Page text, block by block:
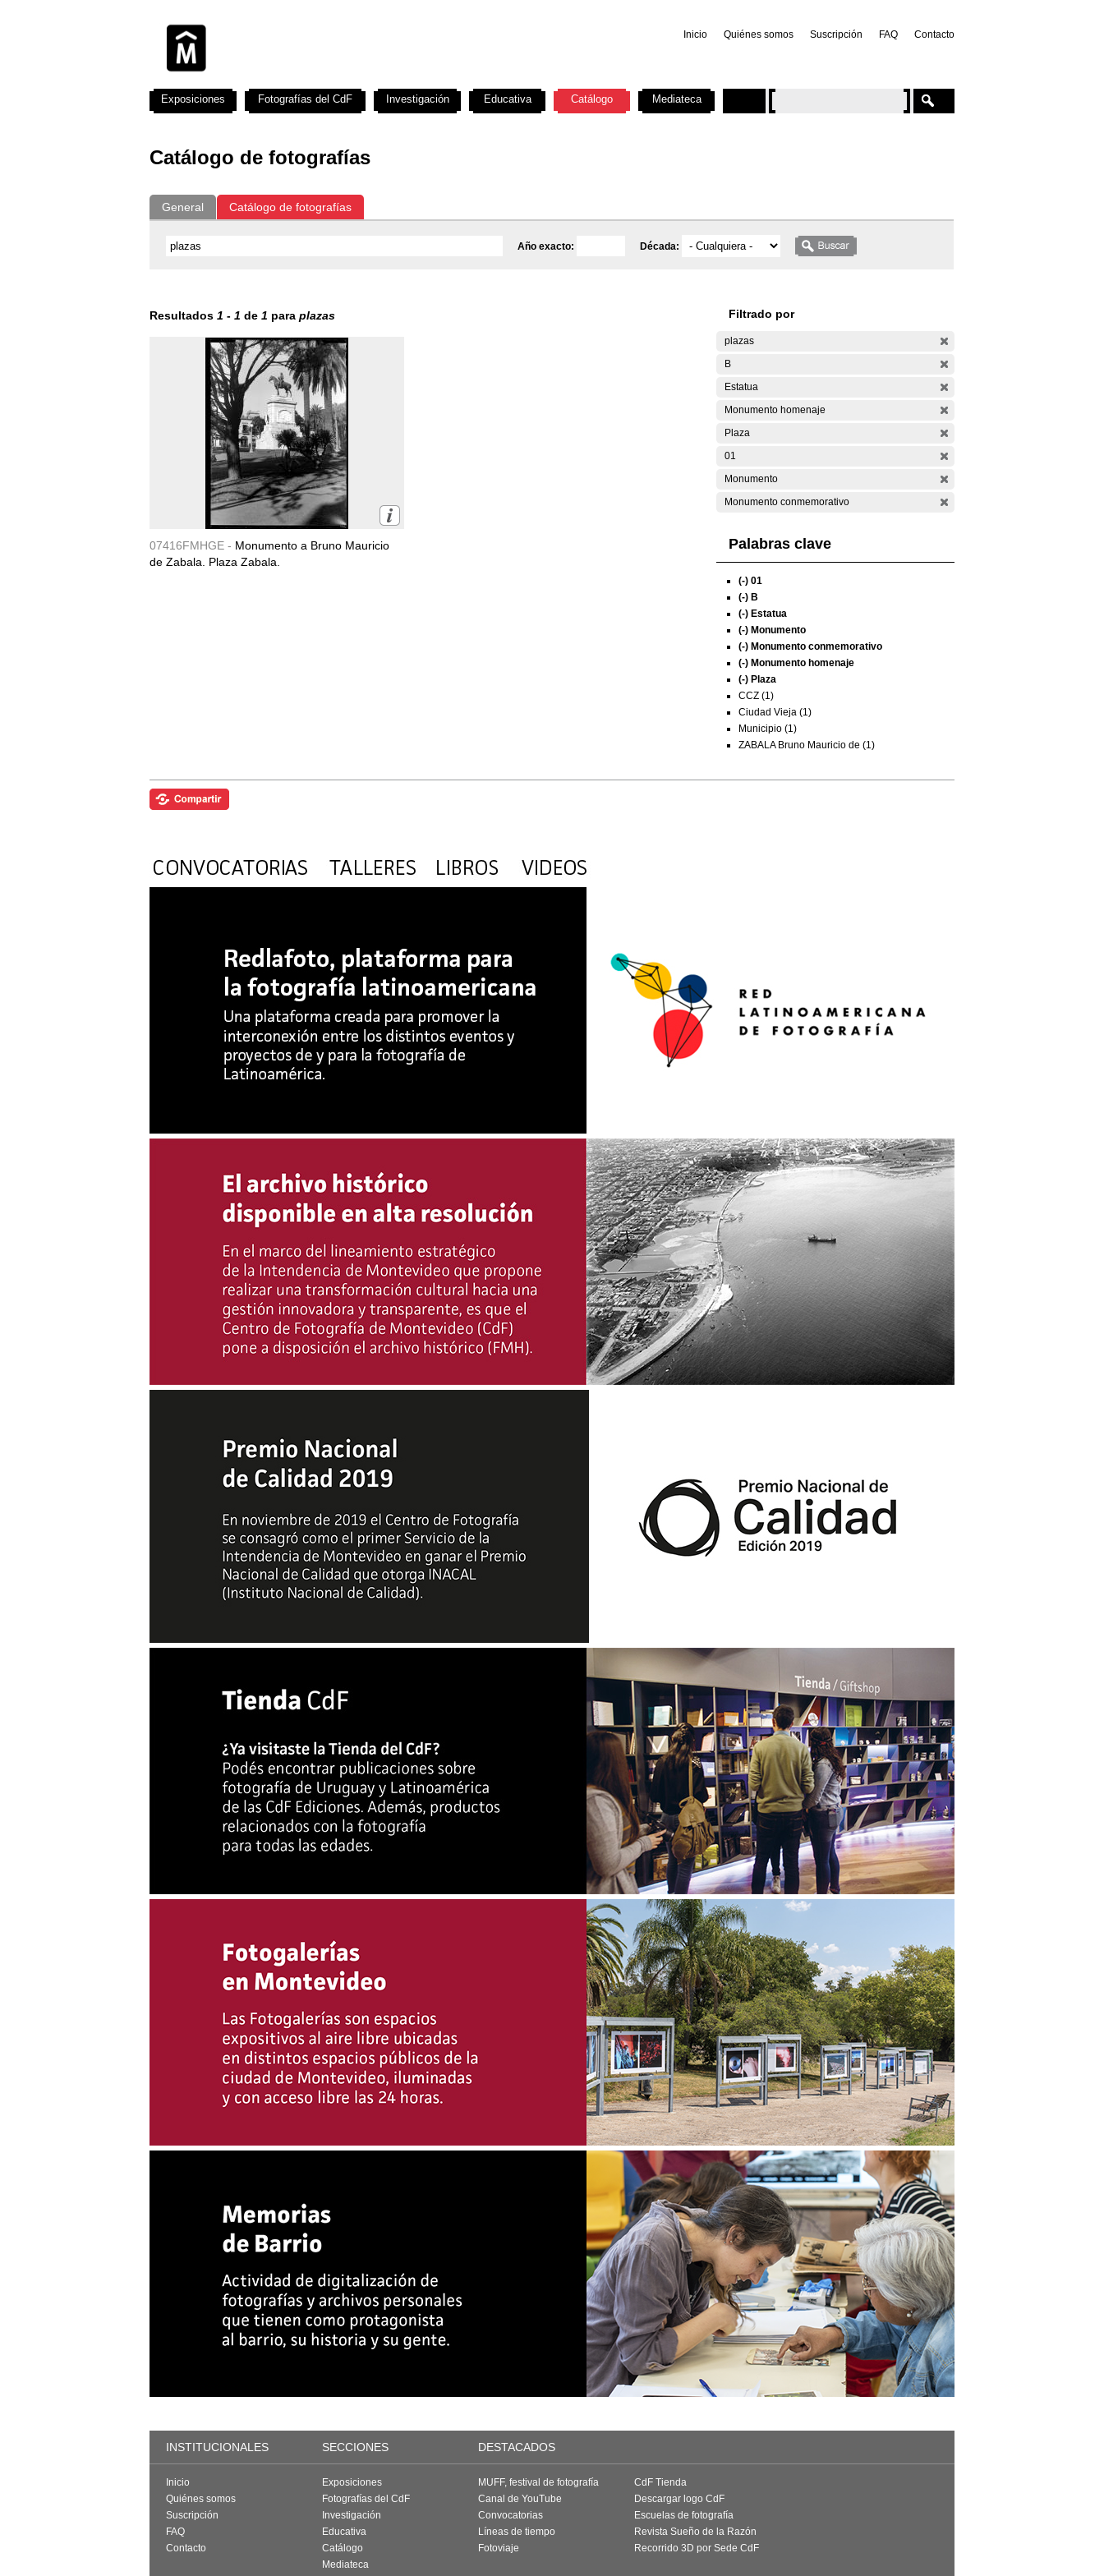
Inicio Quiénes somos Suscripción FAQ Contacto
Catálogo de fotografías
General Catálogo de fotografías
Año exacto: Década:
Resultados 1 - 1 de 1 para plazas
07416FMHGE - Monumento a Bruno Mauricio
de Zabala. Plaza Zabala.
Filtrado por
plazas
B
Estatua
Monumento homenaje
Plaza
01
Monumento
Monumento conmemorativo
Palabras clave
(-) 01
(-) B
(-) Estatua
(-) Monumento
(-) Monumento conmemorativo
(-) Monumento homenaje
(-) Plaza
CCZ (1)
Ciudad Vieja (1)
Municipio (1)
ZABALA Bruno Mauricio de (1)
Exposiciones Fotografías del CdF Investigación Educativa Catálogo Mediateca
INSTITUCIONALES SECCIONES DESTACADOS
Inicio
Quiénes somos
Suscripción
FAQ
Contacto
Exposiciones
Fotografías del CdF
Investigación
Educativa
Catálogo
Mediateca
MUFF, festival de fotografía
Canal de YouTube
Convocatorias
Líneas de tiempo
Fotoviaje
CdF Tienda
Descargar logo CdF
Escuelas de fotografía
Revista Sueño de la Razón
Recorrido 3D por Sede CdF